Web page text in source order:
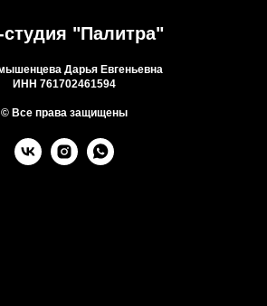
студия "Палитра"
Дарья Евгеньевна
ИНН 761702461594
© Все права защищены